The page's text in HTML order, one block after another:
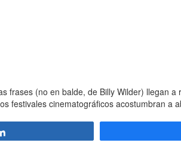
frases (no en balde, de Billy Wilder) llegan
festivales cinematográficos acostumbran a